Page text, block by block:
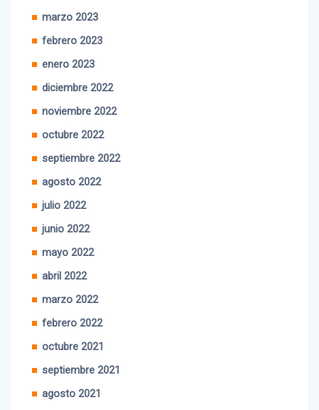
marzo 2023
febrero 2023
enero 2023
diciembre 2022
noviembre 2022
octubre 2022
septiembre 2022
agosto 2022
julio 2022
junio 2022
mayo 2022
abril 2022
marzo 2022
febrero 2022
octubre 2021
septiembre 2021
agosto 2021